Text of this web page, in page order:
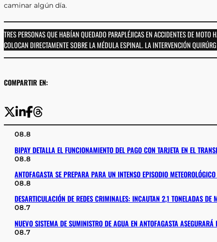
caminar algún día.
TRES PERSONAS QUE HABÍAN QUEDADO PARAPLÉJICAS EN ACCIDENTES DE
COLOCAN DIRECTAMENTE SOBRE LA MÉDULA ESPINAL. LA INTERVENCIÓN
COMPARTIR EN:
08.8
BIPAY DETALLA EL FUNCIONAMIENTO DEL PAGO CON TARJETA EN EL
08.8
ANTOFAGASTA SE PREPARA PARA UN INTENSO EPISODIO
08.8
DESARTICULACIÓN DE REDES CRIMINALES: INCAUTAN 2,1 TONELADAS DE
08.7
NUEVO SISTEMA DE SUMINISTRO DE AGUA EN ANTOFAGASTA
08.7